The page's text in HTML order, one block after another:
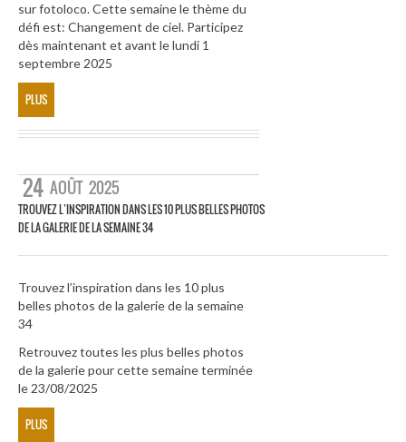
sur fotoloco. Cette semaine le thème du
défi est: Changement de ciel. Participez
dès maintenant et avant le lundi 1
septembre 2025
PLUS
24 AOÛT 2025
TROUVEZ L’INSPIRATION DANS LES 10 PLUS BELLES PHOTOS
DE LA GALERIE DE LA SEMAINE 34
Trouvez l’inspiration dans les 10 plus
belles photos de la galerie de la semaine
34
Retrouvez toutes les plus belles photos
de la galerie pour cette semaine terminée
le 23/08/2025
PLUS